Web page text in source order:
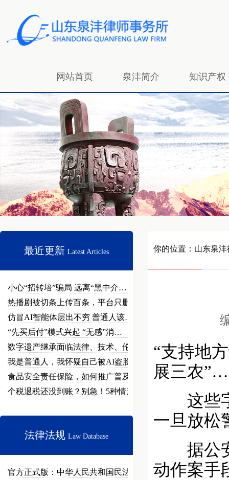
网站首页 泉沣简介 知识产权
招贤纳士
最近更新 Latest Articles
小心“招转培”骗局 远离“黑中介…
热播剧被切条上传百条，平台只删不…
仿冒AI智能体层出不穷 普通人该…
“先买后付”模式兴起 “无感”消…
数字遗产继承面临法律、技术、伦理…
我是普通人，我怀疑自己被AI盗脸…
食品安全责任保险，如何推广普及？
个税退税还没到账？别急！5种情形…
法律法规 Law Database
官方正式版：中华人民共和国民法总…
你的位置： 山东泉
“支持地
展三农
这些字
一旦放松
据公安
动作案手